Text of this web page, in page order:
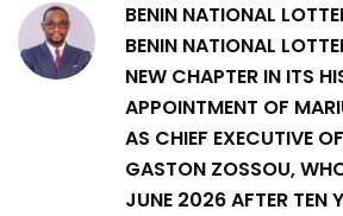
BENIN NATIONAL
BENIN NATIONAL
NEW CHAPTER IN ITS
APPOINTMENT OF
AS CHIEF EXECUTIVE
GASTON ZOSSOU,
JUNE 2026 AFTER TEN